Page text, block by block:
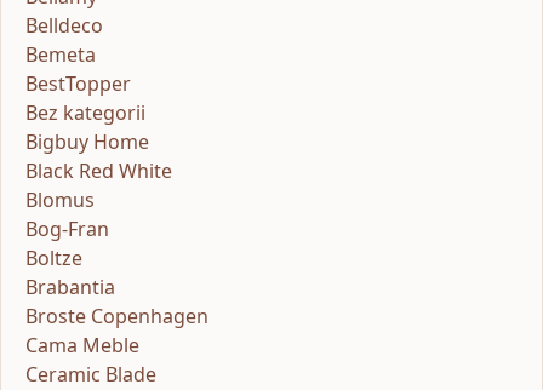
Belldeco
Bemeta
BestTopper
Bez kategorii
Bigbuy Home
Black Red White
Blomus
Bog-Fran
Boltze
Brabantia
Broste Copenhagen
Cama Meble
Ceramic Blade